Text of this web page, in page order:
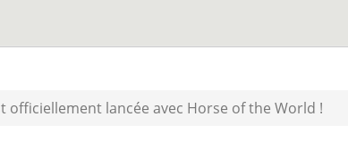
officiellement lancée avec Horse of the World !